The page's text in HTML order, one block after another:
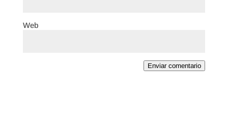
Web
Enviar comentario